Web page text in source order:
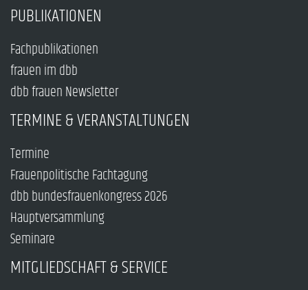
PUBLIKATIONEN
Fachpublikationen
frauen im dbb
dbb frauen Newsletter
TERMINE & VERANSTALTUNGEN
Termine
Frauenpolitische Fachtagung
dbb bundesfrauenkongress 2026
Hauptversammlung
Seminare
MITGLIEDSCHAFT & SERVICE